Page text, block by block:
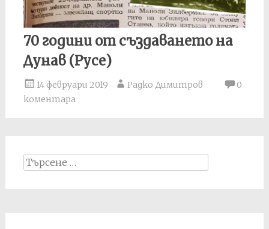
70 години от създаването на
Дунав (Русе)
14 февруари 2019 Радко Димитров
0
коментара
Search
for: